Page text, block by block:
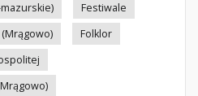
Festiwale
Folklor